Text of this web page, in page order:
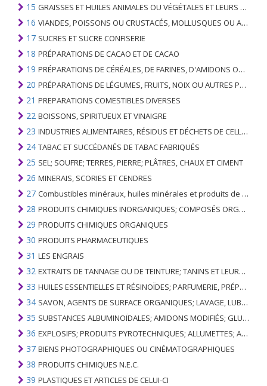
15 GRAISSES ET HUILES ANIMALES OU VÉGÉTALES ET LEURS PRODUITS DE CLIVAGE; GRAISSES ANIMALES PRÉPARÉES; CIRES ANIMALES OU VÉGÉTALES
16 VIANDES, POISSONS OU CRUSTACÉS, MOLLUSQUES OU AUTRES INVERTÉBRÉS AQUATIQUES; PRÉPARATIONS DE CELLES-CI
17 SUCRES ET SUCRE CONFISERIE
18 PRÉPARATIONS DE CACAO ET DE CACAO
19 PRÉPARATIONS DE CÉRÉALES, DE FARINES, D'AMIDONS OU DE LAIT; PRODUITS DE PATISSERIE
20 PRÉPARATIONS DE LÉGUMES, FRUITS, NOIX OU AUTRES PARTIES DE PLANTES
21 PREPARATIONS COMESTIBLES DIVERSES
22 BOISSONS, SPIRITUEUX ET VINAIGRE
23 INDUSTRIES ALIMENTAIRES, RÉSIDUS ET DÉCHETS DE CELLES-CI; FOURRAGE ANIMAL PRÉPARÉ
24 TABAC ET SUCCÉDANÉS DE TABAC FABRIQUÉS
25 SEL; SOUFRE; TERRES, PIERRE; PLÂTRES, CHAUX ET CIMENT
26 MINERAIS, SCORIES ET CENDRES
27 Combustibles minéraux, huiles minérales et produits de leur distillation; SUBSTANCES BITUMINEUSES; CIRES MINÉRALES
28 PRODUITS CHIMIQUES INORGANIQUES; COMPOSÉS ORGANIQUES ET INORGANIQUES DE MÉTAUX PRÉCIEUX; DE MÉTAUX DES TERRES RARES, D'ÉLÉMENTS RADIOACTIFS ET D'ISOTOPES
29 PRODUITS CHIMIQUES ORGANIQUES
30 PRODUITS PHARMACEUTIQUES
31 LES ENGRAIS
32 EXTRAITS DE TANNAGE OU DE TEINTURE; TANINS ET LEURS DERIVES; COLORANTS, PIGMENTS ET AUTRES MATIERES COLORANTES; PEINTURES, VERNIS; MASTIC, AUTRES MASTIQUES; ENCRES
33 HUILES ESSENTIELLES ET RÉSINOÏDES; PARFUMERIE, PRÉPARATIONS COSMÉTIQUES OU DE TOILETTE
34 SAVON, AGENTS DE SURFACE ORGANIQUES; LAVAGE, LUBRIFICATION, POLISSAGE OU PRÉPARATION À L'ÉPURATION; CIRES ARTIFICIELLES OU PRÉPARÉES, BOUGIES ET ARTICLES SIMILAIRES, PÂTES À MODÉLISER, CIRES DENTAIRES ET PRÉPARATIONS DENTAIRES À BASE DE PLÂTRE
35 SUBSTANCES ALBUMINOÏDALES; AMIDONS MODIFIÉS; GLUES; ENZYMES
36 EXPLOSIFS; PRODUITS PYROTECHNIQUES; ALLUMETTES; ALLIAGES PYROPHORIQUES; CERTAINES PRÉPARATIONS COMBUSTIBLES
37 BIENS PHOTOGRAPHIQUES OU CINÉMATOGRAPHIQUES
38 PRODUITS CHIMIQUES N.E.C.
39 PLASTIQUES ET ARTICLES DE CELUI-CI